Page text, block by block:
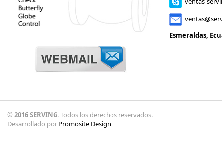
Esmeraldas,
© 2016 SERVING. Todos los derechos reservados.
Desarrollado por Promosite Design